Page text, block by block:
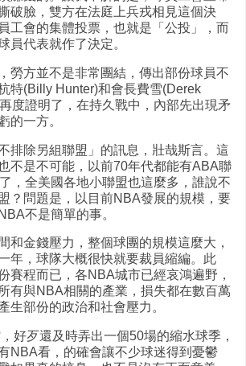
破臉，雙方在法庭上兵戎相見這個決
工會的集體投票，也就是「公投」，而
員代表就作了決定。
勞方並不是非常團結，傳出部份球員不
特(Billy Hunter)和會長費雪(Derek
度證明了，在持久戰中，內部先出現矛
的一方。
排除另組聯盟」的訊息，壯哉斯言。這
不是不可能，以前70年代都能有ABA聯
，全美國各地小聯盟也這麼多，誰說不
？問題是，以目前NBA發展的規模，要
不是簡單的事。
和金錢壓力，整個球團的規模這麼大，
年，球隊大概很快就要裁員縮編。此
賽程而已，各NBA城市已經哀鴻遍野，
有與NBA相關的產業，損失都在數百萬
生部份的政治和社會壓力。
好歹還及時弄出一個50場的縮水球季，
NBA看，的確會讓不少球迷得到憂鬱